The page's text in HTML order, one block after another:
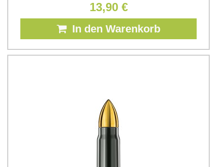
13,90 €
In den Warenkorb